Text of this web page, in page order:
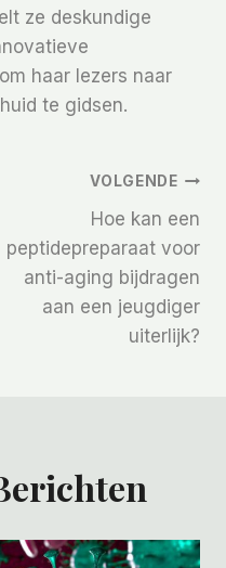
ze deskundige
haar lezers naar
te gidsen.
VOLGENDE
Hoe kan een
peptidepreparaat voor
anti-aging bijdragen
aan een jeugdiger
uiterlijk?